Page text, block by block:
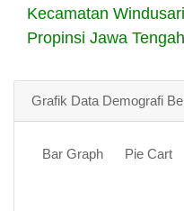
Kecamatan
Propinsi Jawa Tengah
Grafik Data Demografi
Bar Graph Pie Cart